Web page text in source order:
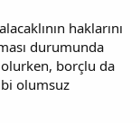
haklarını
durumunda
borçlu da
olumsuz